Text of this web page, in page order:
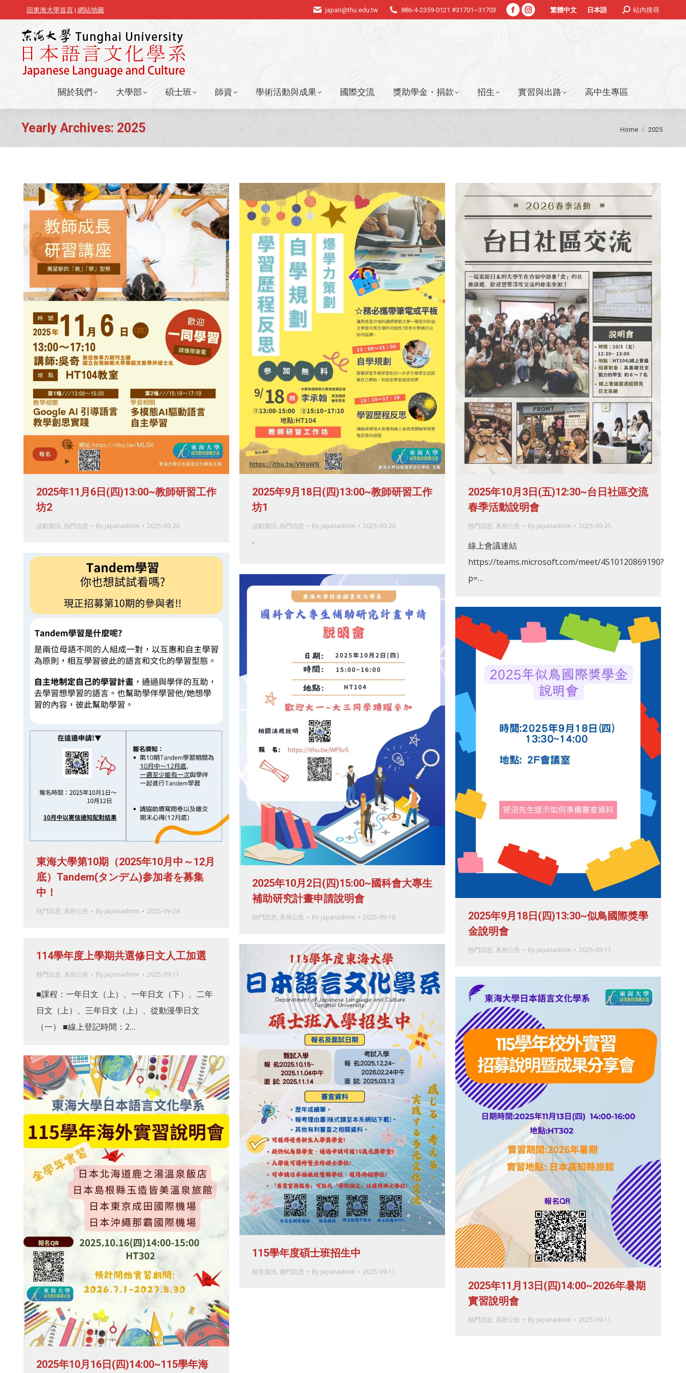
回東海大學首頁 | 網站地圖 japan@thu.edu.tw 886-4-2359-0121 #31701~31703
FacebookInstagram
繁體中文 日本語 Search:站內搜尋
關於我們 大學部 碩士班 師資 學術活動與成果 國際交流 獎助學金・捐款 招生 實習與出路 高中生專區
Yearly Archives: 2025 You are here:
Home 2025
2025年11月6日(四)13:00~教師研習工作
坊2
活動資訊, 熱門訊息 By japanadmin 2025-09-26
2025年9月18日(四)13:00~教師研習工作
坊1
活動資訊, 熱門訊息 By japanadmin 2025-09-26
`
2025年10月3日(五)12:30~台日社區交流
春季活動說明會
熱門訊息, 系所公告 By japanadmin 2025-09-25
線上會議連結
https://teams.microsoft.com/meet/4510120869190?
p=…
東海大學第10期（2025年10月中～12月
底）Tandem(タンデム)参加者を募集
中！
熱門訊息, 系所公告 By japanadmin 2025-09-24
2025年10月2日(四)15:00~國科會大專生
補助研究計畫申請說明會
熱門訊息, 系所公告 By japanadmin 2025-09-18
2025年9月18日(四)13:30~似鳥國際獎學
金說明會
熱門訊息, 系所公告 By japanadmin 2025-09-11
114學年度上學期共選修日文人工加選
熱門訊息, 系所公告 By japanadmin 2025-09-11
■課程：一年日文（上）、一年日文（下）、二年
日文（上）、三年日文（上）、從動漫學日文
（一） ■線上登記時間：2…
115學年度碩士班招生中
招生資訊, 熱門訊息 By japanadmin 2025-09-11
2025年11月13日(四)14:00~2026年暑期
實習說明會
熱門訊息, 系所公告 By japanadmin 2025-09-11
2025年10月16日(四)14:00~115學年海
關於我們 大學部 碩士班 師資 學術活動與成果 國際交流 獎助學金・捐款 招生 實習與出路 高中生專區